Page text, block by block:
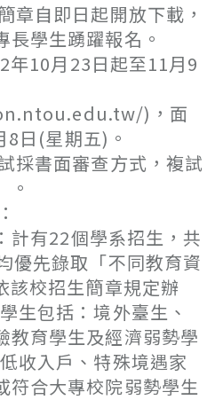
章自即日起開放下載，
學生踴躍報名。
年10月23日起至11月9
)，面
日(星期五)。
採書面審查方式，複試
。
有22個學系招生，共
優先錄取「不同教育資
該校招生簡章規定辦
生包括：境外臺生、
教育學生及經濟弱勢學
收入戶、特殊境遇家
符合大專校院弱勢學生